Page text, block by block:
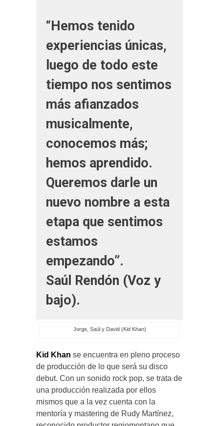
“Hemos tenido
experiencias únicas,
luego de todo este
tiempo nos sentimos
más afianzados
musicalmente,
conocemos más;
hemos aprendido.
Queremos darle un
nuevo nombre a esta
etapa que sentimos
estamos
empezando”.
Saúl Rendón (Voz y
bajo).
Jorge, Saúl y David (Kid Khan)
Kid Khan se encuentra en pleno proceso
de producción de lo que será su disco
debut. Con un sonido rock pop, se trata de
una producción realizada por ellos
mismos que a la vez cuenta con la
mentoría y mastering de Rudy Martínez,